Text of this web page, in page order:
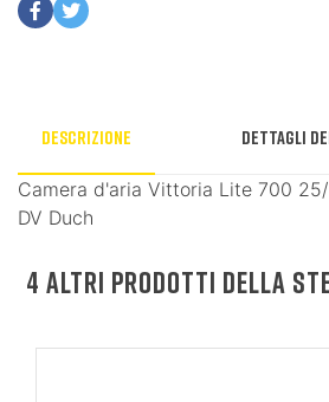
Descrizione Dettagli
Camera d'aria Vittoria Lite 700
DV Duch
4 ALTRI PRODOTTI DELLA